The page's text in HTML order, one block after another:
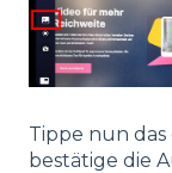
Tippe nun
bestätige die